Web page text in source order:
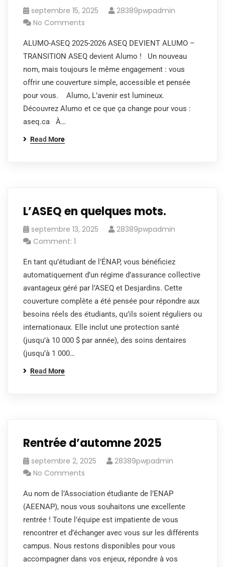
septembre 15, 2025
28389pwpadmin
No Comments
ALUMO-ASEQ 2025-2026 ASEQ DEVIENT ALUMO –
TRANSITION ASEQ devient Alumo ! Un nouveau
nom, mais toujours le même engagement : vous
offrir une couverture simple, accessible et pensée
pour vous. Alumo, L’avenir est lumineux.
Découvrez Alumo et ce que ça change pour vous :
aseq.ca À…
Read More
L’ASEQ en quelques mots.
septembre 13, 2025
28389pwpadmin
Comment: 1
En tant qu’étudiant de l’ÉNAP, vous bénéficiez
automatiquement d’un régime d’assurance collective
avantageux géré par l’ASEQ et Desjardins. Cette
couverture complète a été pensée pour répondre aux
besoins réels des étudiants, qu’ils soient réguliers ou
internationaux. Elle inclut une protection santé
(jusqu’à 10 000 $ par année), des soins dentaires
(jusqu’à 1 000…
Read More
Rentrée d’automne 2025
septembre 2, 2025
28389pwpadmin
No Comments
Au nom de l’Association étudiante de l’ENAP
(AEENAP), nous vous souhaitons une excellente
rentrée ! Toute l’équipe est impatiente de vous
rencontrer et d’échanger avec vous sur les différents
campus. Nous restons disponibles pour vous
accompagner dans vos enjeux, répondre à vos